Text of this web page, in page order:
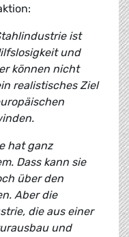
ist
und
können nicht
realistisches Ziel
hat ganz
Dass kann sie
über den
Aber die
die aus einer
und